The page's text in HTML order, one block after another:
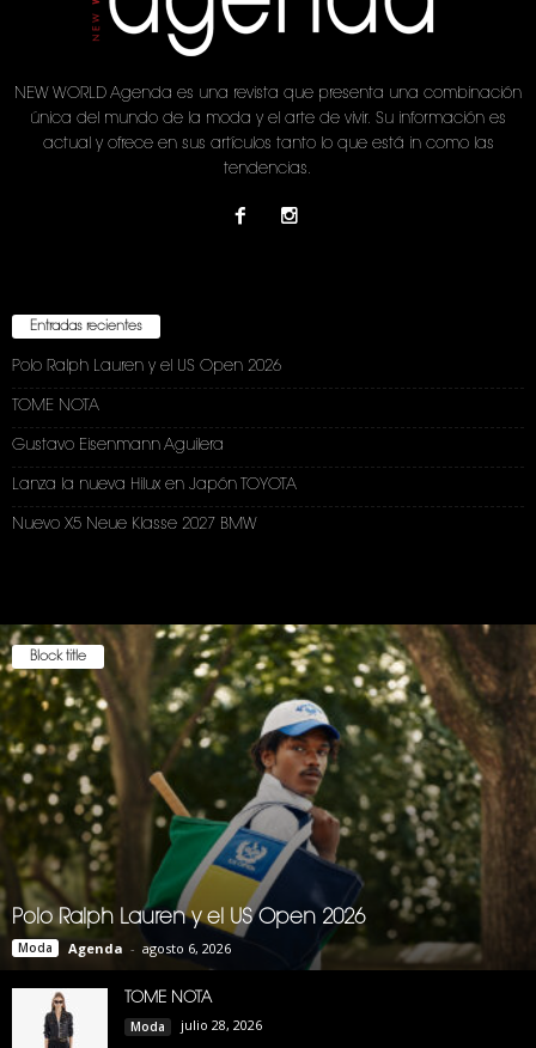
NEW WORLD Agenda es una revista que presenta una combinación
única del mundo de la moda y el arte de vivir. Su información es
actual y ofrece en sus artículos tanto lo que está in como las
tendencias.
Entradas recientes
Polo Ralph Lauren y el US Open 2026
TOME NOTA
Gustavo Eisenmann Aguilera
Lanza la nueva Hilux en Japón TOYOTA
Nuevo X5 Neue Klasse 2027 BMW
Block title
Polo Ralph Lauren y el US Open 2026
Moda Agenda - agosto 6, 2026
TOME NOTA
Moda julio 28, 2026